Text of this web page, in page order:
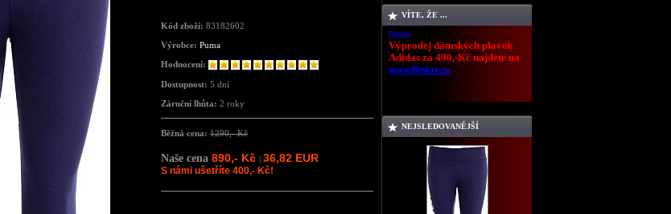
Kód zboží: 83182602
Výrobce: Puma
Hodnocení:
Dostupnost: 5 dní
Záruční lhůta: 2 roky
Běžná cena: 1290,- Kč
Naše cena 890,- Kč 36,82 EUR
S námi ušetříte 400,- Kč!
VÍTE, ŽE ...
Fitstar.cz
Výprodej dámských plavek
Adidas za 490,-Kč najdete na
www.fitstar.cz
NEJSLEDOVANĚJŠÍ